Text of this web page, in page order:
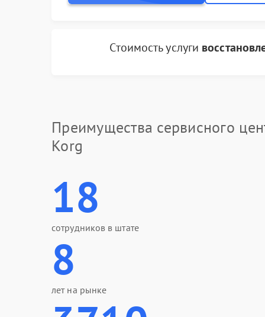
Стоимость услуги
Преимущества сервисного
Korg
18
сотрудников в штате
8
лет на рынке